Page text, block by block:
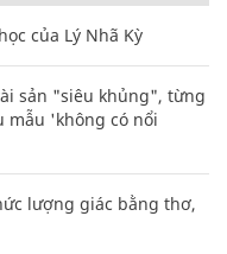
của Lý Nhã Kỳ
sản "siêu khủng", từng
mẫu 'không có nổi
lượng giác bằng thơ,